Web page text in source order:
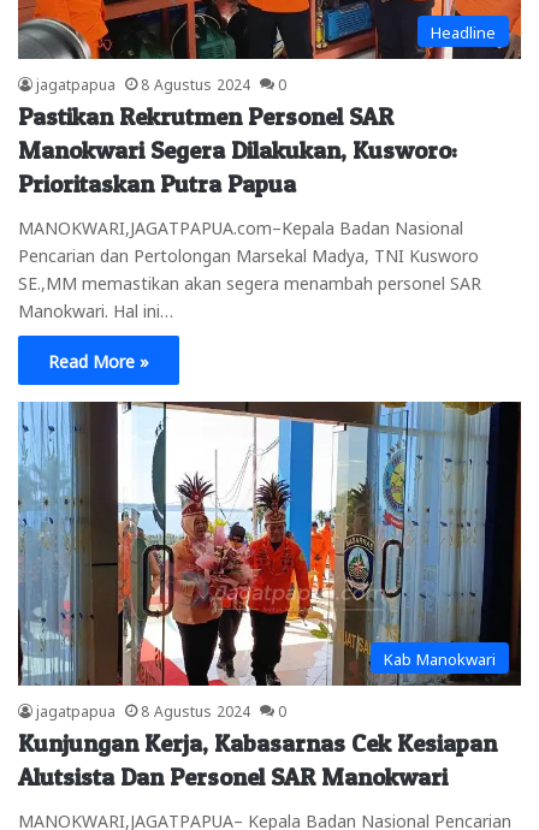
Headline
jagatpapua 8 Agustus 2024 0
Pastikan Rekrutmen Personel SAR
Manokwari Segera Dilakukan, Kusworo:
Prioritaskan Putra Papua
MANOKWARI,JAGATPAPUA.com–Kepala Badan Nasional
Pencarian dan Pertolongan Marsekal Madya, TNI Kusworo
SE.,MM memastikan akan segera menambah personel SAR
Manokwari. Hal ini…
Read More »
Kab Manokwari
jagatpapua 8 Agustus 2024 0
Kunjungan Kerja, Kabasarnas Cek Kesiapan
Alutsista Dan Personel SAR Manokwari
MANOKWARI,JAGATPAPUA– Kepala Badan Nasional Pencarian